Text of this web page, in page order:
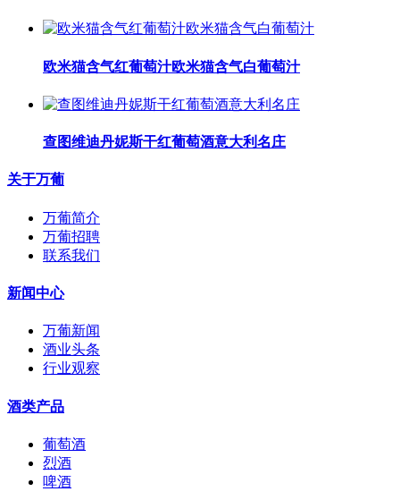
​欧米猫含气红葡萄汁​欧米猫含气白葡萄汁
查图维迪丹妮斯干红葡萄酒意大利名庄
关于万葡
万葡简介
万葡招聘
联系我们
新闻中心
万葡新闻
酒业头条
行业观察
酒类产品
葡萄酒
烈酒
啤酒